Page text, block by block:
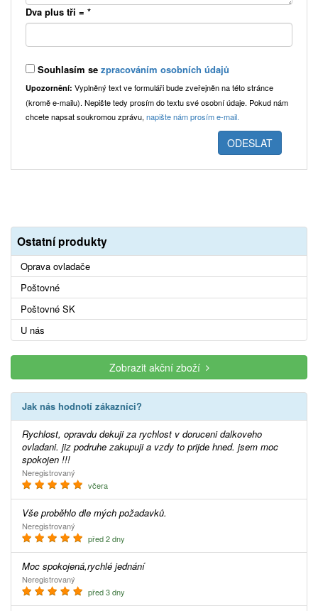
Dva plus tři = *
Souhlasím se zpracováním osobních údajů
Upozornění: Vyplněný text ve formuláři bude zveřejněn na této stránce
(kromě e-mailu). Nepište tedy prosím do textu své osobní údaje. Pokud nám
chcete napsat soukromou zprávu, napište nám prosím e-mail.
Ostatní produkty
Oprava ovladače
Poštovné
Poštovné SK
U nás
Zobrazit akční zboží
Jak nás hodnotí zákazníci?
Rychlost, opravdu dekuji za rychlost v doruceni dalkoveho
ovladani. jiz podruhe zakupuji a vzdy to prijde hned. jsem moc
spokojen !!!
Neregistrovaný
včera
Vše proběhlo dle mých požadavků.
Neregistrovaný
před 2 dny
Moc spokojená,rychlé jednání
Neregistrovaný
před 3 dny